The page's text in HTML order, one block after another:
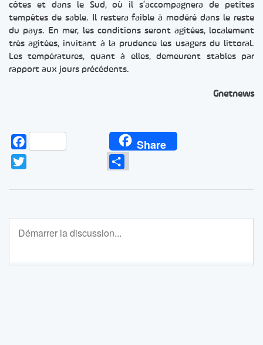
côtes et dans le Sud, où il s’accompagnera de petites
tempêtes de sable. Il restera faible à modéré dans le reste
du pays. En mer, les conditions seront agitées, localement
très agitées, invitant à la prudence les usagers du littoral.
Les températures, quant à elles, demeurent stables par
rapport aux jours précédents.
Gnetnews
Facebook Share
Partager